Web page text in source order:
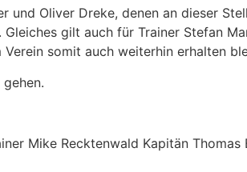
und Oliver Dreke, denen an dieser
gilt auch für Trainer Stefan
somit auch weiterhin erhalten
Mike Recktenwald Kapitän Thomas